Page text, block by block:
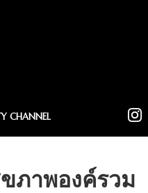
CHANNEL
ภาพองค์รวม